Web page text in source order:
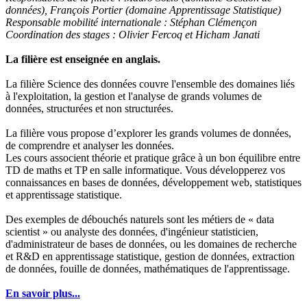
données), François Portier (domaine Apprentissage Statistique)
Responsable mobilité internationale : Stéphan Clémençon
Coordination des stages : Olivier Fercoq et Hicham Janati
La filière est enseignée en anglais.
La filière Science des données couvre l'ensemble des domaines liés
à l'exploitation, la gestion et l'analyse de grands volumes de
données, structurées et non structurées.
La filière vous propose d’explorer les grands volumes de données,
de comprendre et analyser les données.
Les cours associent théorie et pratique grâce à un bon équilibre entre
TD de maths et TP en salle informatique. Vous développerez vos
connaissances en bases de données, développement web, statistiques
et apprentissage statistique.
Des exemples de débouchés naturels sont les métiers de « data
scientist » ou analyste des données, d'ingénieur statisticien,
d'administrateur de bases de données, ou les domaines de recherche
et R&D en apprentissage statistique, gestion de données, extraction
de données, fouille de données, mathématiques de l'apprentissage.
En savoir plus...